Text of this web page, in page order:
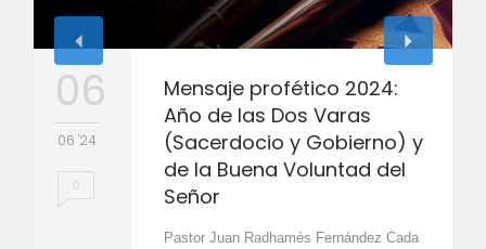
06
06 '24
0
Mensaje profético 2024:
Año de las Dos Varas
(Sacerdocio y Gobierno) y
de la Buena Voluntad del
Señor
Pastor Juan Radhamés Fernández Cada